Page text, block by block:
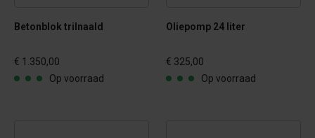
Betonblok trilnaald
€ 1.350,00
Op voorraad
Oliepomp 24 liter
€ 325,00
Op voorraad